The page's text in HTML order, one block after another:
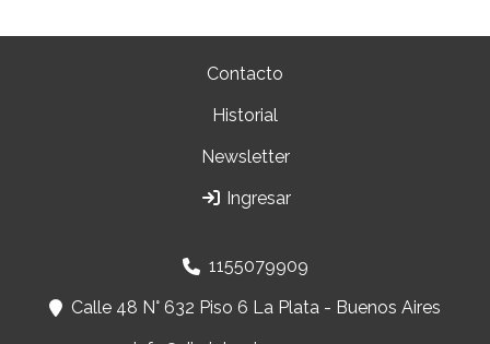
Contacto
Historial
Newsletter
Ingresar
1155079909
Calle 48 N° 632 Piso 6 La Plata - Buenos Aires